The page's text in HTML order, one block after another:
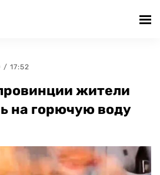
/ 17:52
жители
на горючую воду